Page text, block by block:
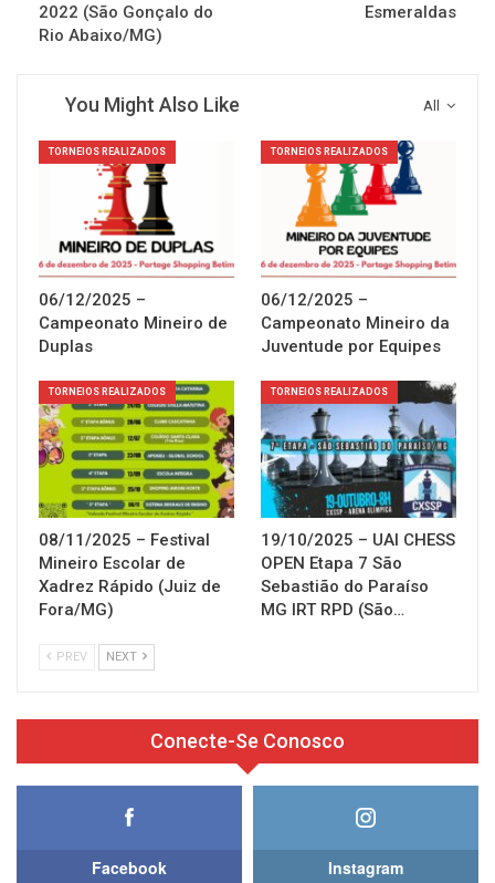
2022 (São Gonçalo do
Rio Abaixo/MG)
Esmeraldas
All
You Might Also Like
TORNEIOS REALIZADOS
06/12/2025 –
Campeonato Mineiro de
Duplas
TORNEIOS REALIZADOS
06/12/2025 –
Campeonato Mineiro da
Juventude por Equipes
TORNEIOS REALIZADOS
08/11/2025 – Festival
Mineiro Escolar de
Xadrez Rápido (Juiz de
Fora/MG)
TORNEIOS REALIZADOS
19/10/2025 – UAI CHESS
OPEN Etapa 7 São
Sebastião do Paraíso
MG IRT RPD (São…
PREV NEXT
Conecte-Se Conosco
Facebook Instagram